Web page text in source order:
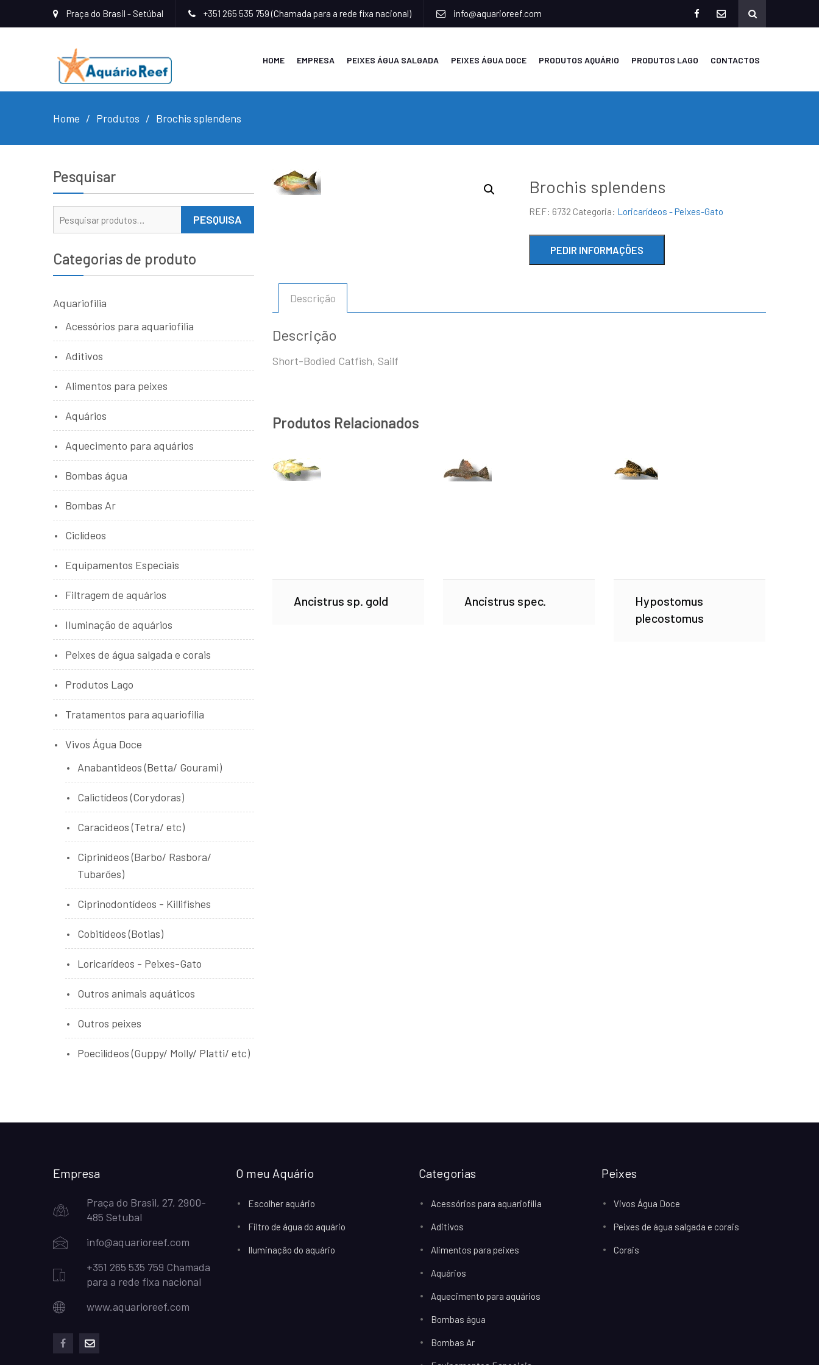
Praça do Brasil - Setúbal +351 265 535 759 (Chamada para a rede fixa nacional) info@aquarioreef.com
HOME EMPRESA PEIXES ÁGUA SALGADA PEIXES ÁGUA DOCE PRODUTOS AQUÁRIO PRODUTOS LAGO CONTACTOS
Home Produtos Brochis splendens
Brochis splendens
REF: 6732 Categoria: Loricarídeos - Peixes-Gato
Descrição
Descrição
Short-Bodied Catfish, Sailf
Produtos Relacionados
Ancistrus sp. gold Ancistrus spec.
Hypostomus
plecostomus
Pesquisar
PESQUISA
Categorias de produto
Aquariofilia
Acessórios para aquariofilia
Aditivos
Alimentos para peixes
Aquários
Aquecimento para aquários
Bombas água
Bombas Ar
Ciclídeos
Equipamentos Especiais
Filtragem de aquários
Iluminação de aquários
Peixes de água salgada e corais
Produtos Lago
Tratamentos para aquariofilia
Vivos Água Doce
Anabantideos (Betta/ Gourami)
Calictídeos (Corydoras)
Caracideos (Tetra/ etc)
Ciprinídeos (Barbo/ Rasbora/
Tubarões)
Ciprinodontídeos - Killifishes
Cobitídeos (Botias)
Loricarídeos - Peixes-Gato
Outros animais aquáticos
Outros peixes
Poecilídeos (Guppy/ Molly/ Platti/ etc)
Empresa
Praça do Brasil, 27, 2900-
485 Setubal
info@aquarioreef.com
+351 265 535 759 Chamada
para a rede fixa nacional
www.aquarioreef.com
O meu Aquário
Escolher aquário
Filtro de água do aquário
Iluminação do aquário
Categorias
Acessórios para aquariofilia
Aditivos
Alimentos para peixes
Aquários
Aquecimento para aquários
Bombas água
Bombas Ar
Peixes
Vivos Água Doce
Peixes de água salgada e corais
Corais